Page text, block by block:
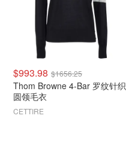
$993.98 $1656.25
Thom Browne 4-Bar 罗纹针织
圆领毛衣
CETTIRE